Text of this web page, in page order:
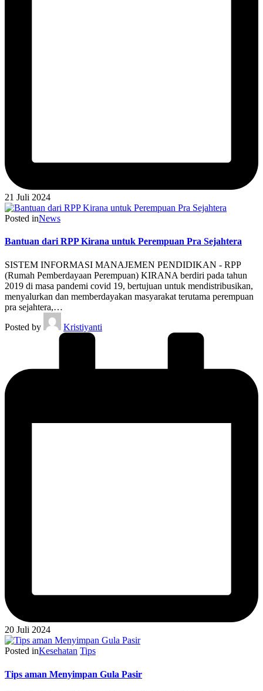
21 Juli 2024
Posted inNews
Bantuan dari RPP Kirana untuk Perempuan Pra Sejahtera
SISTEM INFORMASI MANAJEMEN PENDIDIKAN - RPP
(Rumah Pemberdayaan Perempuan) KIRANA berdiri pada tahun
2019 di masa pandemi covid 19, bertujuan untuk mendistribusikan,
menyalurkan dan memberdayakan masyarakat terutama perempuan
pra sejahtera,…
Posted by
Kristiyanti
20 Juli 2024
Posted inKesehatan Tips
Tips aman Menyimpan Gula Pasir